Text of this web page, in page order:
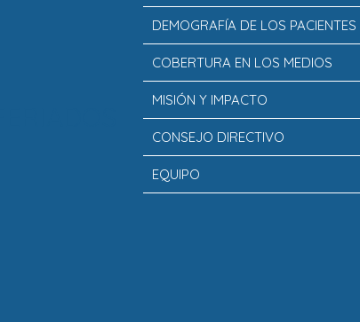
DEMOGRAFÍA DE LOS PACIENTES
COBERTURA EN LOS MEDIOS
MISIÓN Y IMPACTO
CONSEJO DIRECTIVO
EQUIPO